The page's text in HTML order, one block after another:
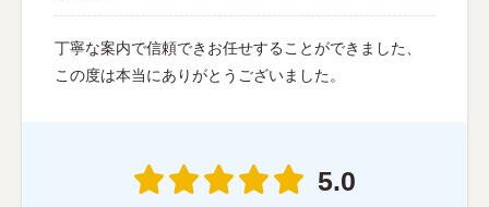
丁寧な案内で信頼できお任せすることができました、
この度は本当にありがとうございました。
5.0